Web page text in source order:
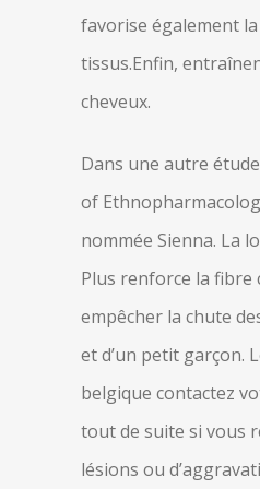
favorise également
tissus.Enfin,
cheveux.
Dans une autre
of
nommée Sienna. La
Plus renforce la fibre
empêcher la chute
et d’un petit garçon.
belgique contactez
tout de suite si vous
lésions ou